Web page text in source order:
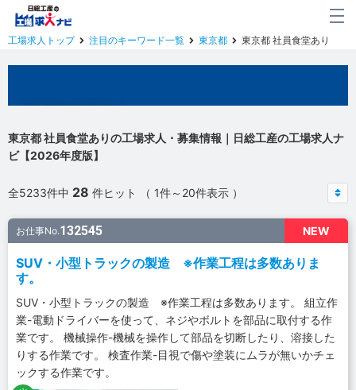
工場求人トップ 注目のキーワード一覧 東京都 東京都 社員食堂あり
東京都 社員食堂ありの工場求人・募集情報｜日総工産の工場求人ナ
ビ【2026年度版】
全5233件中 28 件ヒット （ 1件～20件表示 ）
NEW
お仕事No.132545
SUV・小型トラックの製造 ※作業工程は多数ありま
す。
SUV・小型トラックの製造 ※作業工程は多数あります。 組立作
業-電動ドライバーを使って、ネジやボルトを部品に取付する作
業です。 機械操作-機械を操作して部品を切断したり、溶接した
りする作業です。 検査作業-目視で傷や塗装にムラが無いかチェ
ックする作業です。